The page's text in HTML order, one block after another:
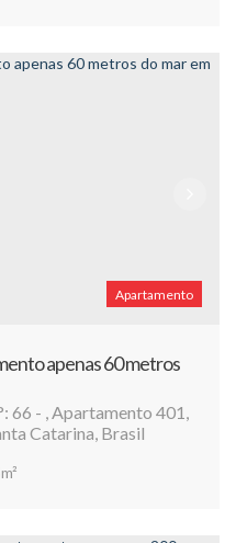
Apartamento
apenas 60 metros
66 ,Apartamento 401 ,
Catarina, Brasil